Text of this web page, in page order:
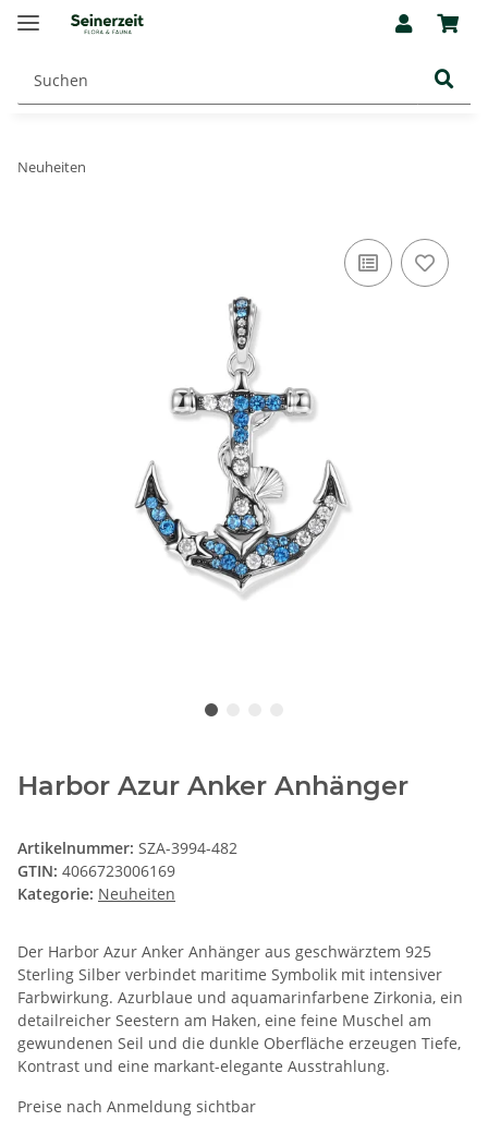
Neuheiten
Harbor Azur Anker Anhänger
Artikelnummer: SZA-3994-482
GTIN: 4066723006169
Kategorie: Neuheiten
Der Harbor Azur Anker Anhänger aus geschwärztem 925
Sterling Silber verbindet maritime Symbolik mit intensiver
Farbwirkung. Azurblaue und aquamarinfarbene Zirkonia, ein
detailreicher Seestern am Haken, eine feine Muschel am
gewundenen Seil und die dunkle Oberfläche erzeugen Tiefe,
Kontrast und eine markant-elegante Ausstrahlung.
Preise nach Anmeldung sichtbar